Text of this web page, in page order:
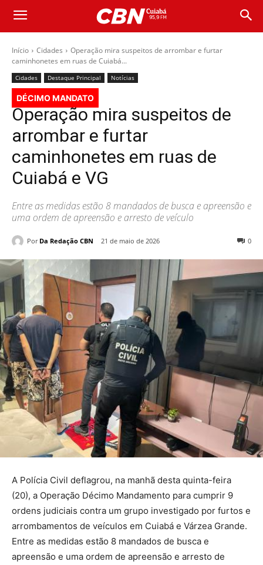
Início Cidades
Operação mira suspeitos de arrombar e furtar
caminhonetes em ruas de Cuiabá...
Cidades Destaque Principal Notícias
DÉCIMO MANDATO
Operação mira suspeitos de
arrombar e furtar
caminhonetes em ruas de
Cuiabá e VG
Entre as medidas estão 8 mandados de busca e apreensão e
uma ordem de apreensão e arresto de veículo
Por Da Redação CBN 21 de maio de 2026 0
A Polícia Civil deflagrou, na manhã desta quinta-feira
(20), a Operação Décimo Mandamento para cumprir 9
ordens judiciais contra um grupo investigado por furtos e
arrombamentos de veículos em Cuiabá e Várzea Grande.
Entre as medidas estão 8 mandados de busca e
apreensão e uma ordem de apreensão e arresto de